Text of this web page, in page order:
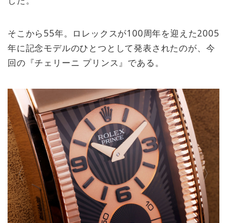
そこから55年。ロレックスが100周年を迎えた2005
年に記念モデルのひとつとして発表されたのが、今
回の『チェリーニ プリンス』である。